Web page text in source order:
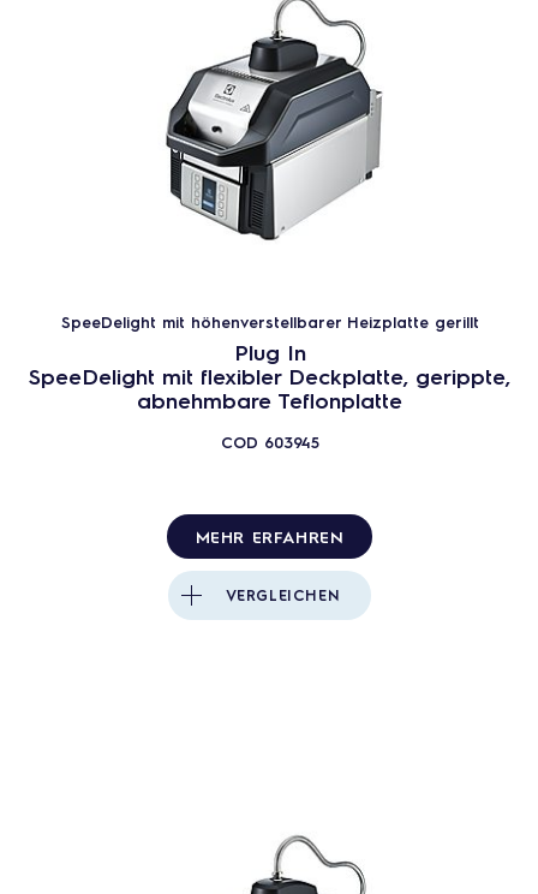
SpeeDelight mit höhenverstellbarer Heizplatte gerillt
Plug In
SpeeDelight mit flexibler Deckplatte, gerippte,
abnehmbare Teflonplatte
COD 603945
MEHR ERFAHREN
VERGLEICHEN